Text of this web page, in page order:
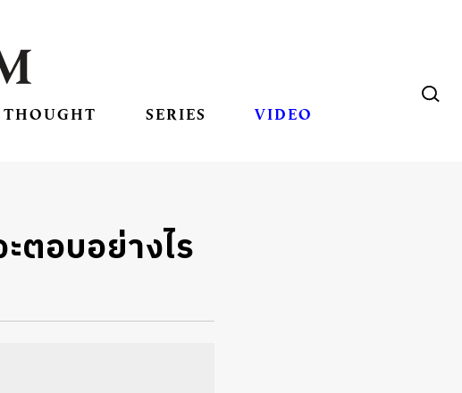
THOUGHT SERIES VIDEO
ตอบอย่างไร